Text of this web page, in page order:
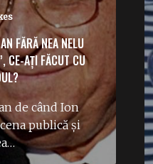
FĂRĂ NEA NELU
CE-AȚI FĂCUT CU
de când Ion
publică și